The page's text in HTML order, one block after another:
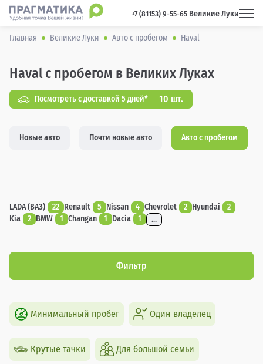
+7 (81153) 9-55-65 Великие Луки
Главная Великие Луки Авто с пробегом Haval
Haval с пробегом в Великих Луках
Посмотреть с доставкой 5 дней* 10 шт.
Новые авто Почти новые авто Авто с пробегом
LADA (ВАЗ) 22 Renault 5 Nissan 4 Chevrolet 2 Hyundai
2
Kia
2 BMW 1 Changan 1 Dacia 1 ...
Фильтр
Минимальный пробег Один владелец
Крутые тачки Для большой семьи